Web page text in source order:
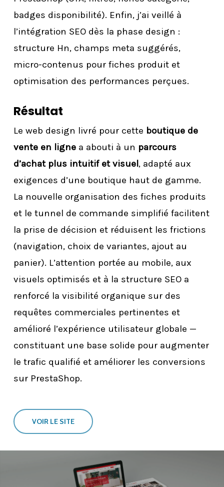
badges disponibilité). Enfin, j’ai veillé à
l’intégration SEO dès la phase design :
structure Hn, champs meta suggérés,
micro-contenus pour fiches produit et
optimisation des performances perçues.
Résultat
Le web design livré pour cette boutique de
vente en lignea abouti à un parcours
d’achat plus intuitif et visuel, adapté aux
exigences d’une boutique haut de gamme.
La nouvelle organisation des fiches produits
et le tunnel de commande simplifié facilitent
la prise de décision et réduisent les frictions
(navigation, choix de variantes, ajout au
panier). L’attention portée au mobile, aux
visuels optimisés et à la structure SEO a
renforcé la visibilité organique sur des
requêtes commerciales pertinentes et
amélioré l’expérience utilisateur globale —
constituant une base solide pour augmenter
le trafic qualifié et améliorer les conversions
sur PrestaShop.
VOIR LE SITE